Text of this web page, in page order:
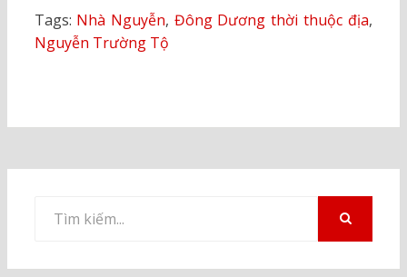
Tags: Nhà Nguyễn, Đông Dương thời thuộc địa,
Nguyễn Trường Tộ
kiếm